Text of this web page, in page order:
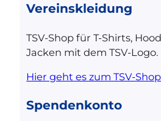
Vereinskleidung
TSV-Shop für T-Shirts,
Jacken mit dem TSV-Logo.
Hier geht es zum TSV-Shop
Spendenkonto